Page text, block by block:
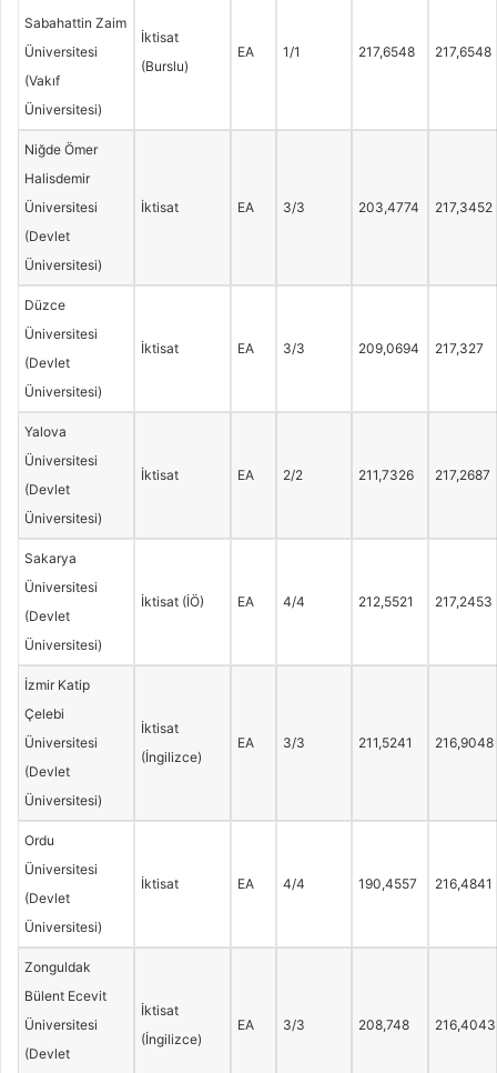
Sabahattin Zaim
Üniversitesi
(Vakıf
Üniversitesi)
İktisat
(Burslu)
EA 1/1 217,6548 217,6548
Niğde Ömer
Halisdemir
Üniversitesi
(Devlet
Üniversitesi)
İktisat EA 3/3 203,4774 217,3452
Düzce
Üniversitesi
(Devlet
Üniversitesi)
İktisat EA 3/3 209,0694 217,327
Yalova
Üniversitesi
(Devlet
Üniversitesi)
İktisat EA 2/2 211,7326 217,2687
Sakarya
Üniversitesi
(Devlet
Üniversitesi)
İktisat (İÖ) EA 4/4 212,5521 217,2453
İzmir Katip
Çelebi
Üniversitesi
(Devlet
Üniversitesi)
İktisat
(İngilizce)
EA 3/3 211,5241 216,9048
Ordu
Üniversitesi
(Devlet
Üniversitesi)
İktisat EA 4/4 190,4557 216,4841
Zonguldak
Bülent Ecevit
Üniversitesi
(Devlet
İktisat
(İngilizce)
EA 3/3 208,748 216,4043